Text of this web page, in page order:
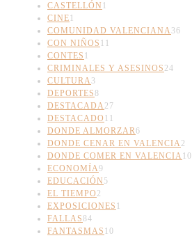
CASTELLÓN 1
CINE1
COMUNIDAD VALENCIANA36
CON NIÑOS 11
CONTES 1
CRIMINALES Y ASESINOS 24
CULTURA3
DEPORTES8
DESTACADA27
DESTACADO 11
DONDE ALMORZAR6
DONDE CENAR EN VALENCIA2
DONDE COMER EN VALENCIA10
ECONOMÍA9
EDUCACIÓN 5
EL TIEMPO 2
EXPOSICIONES 1
FALLAS84
FANTASMAS 10